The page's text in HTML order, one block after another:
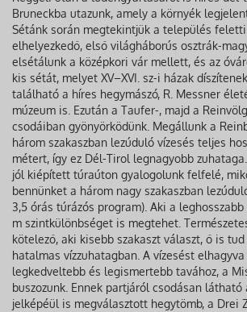
Bruneckba utazunk, amely a környék
Sétánk során megtekintjük a település
elhelyezkedő, első világháborús osztrák-
elsétálunk a középkori vár mellett, és az
kis sétát, melyet XV–XVI. sz-i házak
található a híres hegymászó, R. Messner
múzeum is. Ezután a Taufer-, majd a
csodáiban gyönyörködünk. Megállunk a
három szakaszban lezúduló vízesés teljes
métert, így ez Dél-Tirol legnagyobb
jól kiépített túraúton gyalogolunk felfelé,
bennünket a három nagy szakaszban
3,5 órás túrázós program). Aki a
m szintkülönbséget is megtehet.
kötelező, aki kisebb szakaszt választ, ő is
hatalmas vízzuhatagban. A vízesést
legkedveltebb és legismertebb tavához, a
buszozunk. Ennek partjáról csodásan
jelképéül is megválasztott hegytömb, a Drei